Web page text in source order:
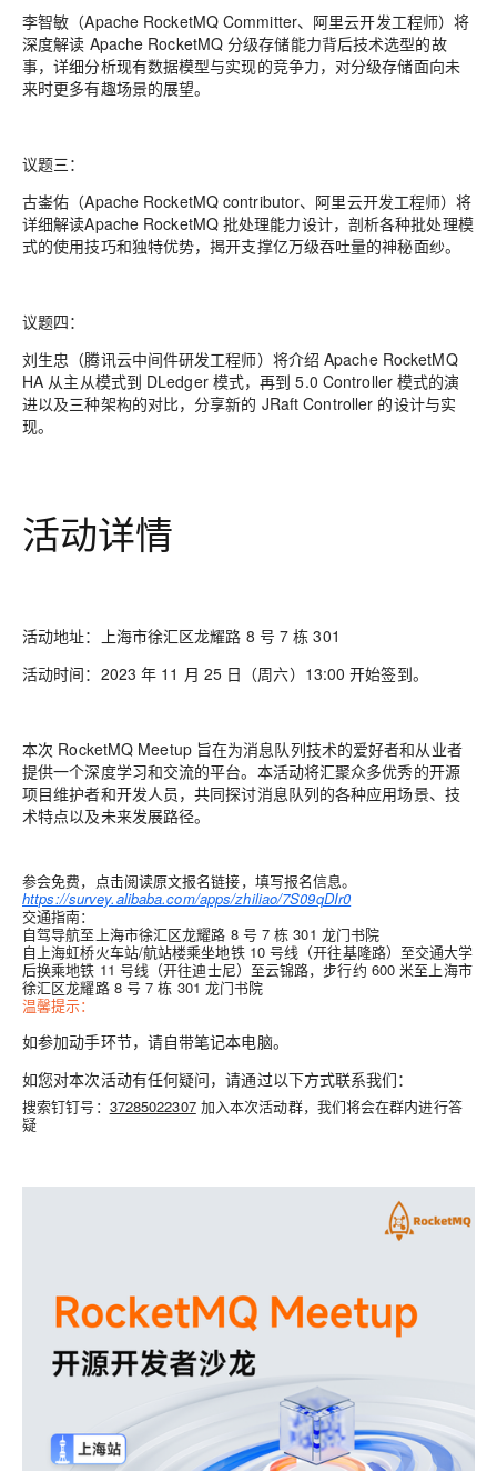
李智敏（Apache RocketMQ Committer、阿里云开发工程师）将
深度解读 Apache RocketMQ 分级存储能力背后技术选型的故
事，详细分析现有数据模型与实现的竞争力，对分级存储面向未
来时更多有趣场景的展望。
议题三：
古崟佑（Apache RocketMQ contributor、阿里云开发工程师）将
详细解读Apache RocketMQ 批处理能力设计，剖析各种批处理模
式的使用技巧和独特优势，揭开支撑亿万级吞吐量的神秘面纱。
议题四：
刘生忠（腾讯云中间件研发工程师）将介绍 Apache RocketMQ
HA 从主从模式到 DLedger 模式，再到 5.0 Controller 模式的演
进以及三种架构的对比，分享新的 JRaft Controller 的设计与实
现。
活动详情
活动地址：
上海市徐汇区龙耀路 8 号 7 栋 301
活动时间： 2023 年 11 月 25 日（周六）13:00 开始签到。
本次 RocketMQ Meetup 旨在为消息队列技术的爱好者和从业者
提供一个深度学习和交流的平台。本活动将汇聚众多优秀的开源
项目维护者和开发人员，共同探讨消息队列的各种应用场景、技
术特点以及未来发展路径。
参会免费，点击阅读原文报名链接，填写报名信息。
https://survey.alibaba.com/apps/zhiliao/7S09qDIr0
交通指南：
自驾导航至上海市徐汇区龙耀路 8 号 7 栋 301 龙门书院
自上海虹桥火车站/航站楼乘坐地铁 10 号线（开往基隆路）至交通大学
后换乘地铁 11 号线（开往迪士尼）至云锦路，步行约 600 米至上海市
徐汇区龙耀路 8 号 7 栋 301 龙门书院
温馨提示：
如参加动手环节，请自带笔记本电脑。
如您对本次活动有任何疑问，请通过以下方式联系我们：
搜索钉钉号： 37285022307加入本次活动群，我们将会在群内进行答
疑